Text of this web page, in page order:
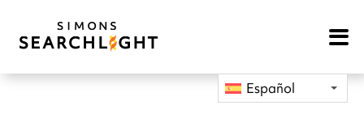
Open
Español